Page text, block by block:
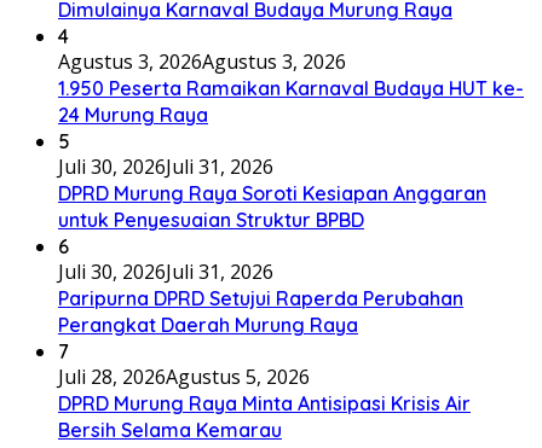
1.950 Peserta Ramaikan Karnaval Budaya HUT ke-
24 Murung Raya
5
Juli 30, 2026Juli 31, 2026
DPRD Murung Raya Soroti Kesiapan Anggaran
untuk Penyesuaian Struktur BPBD
6
Juli 30, 2026Juli 31, 2026
Paripurna DPRD Setujui Raperda Perubahan
Perangkat Daerah Murung Raya
7
Juli 28, 2026Agustus 5, 2026
DPRD Murung Raya Minta Antisipasi Krisis Air
Bersih Selama Kemarau
8
Juli 27, 2026Agustus 5, 2026
DPRD Murung Raya Minta Investor Berkolaborasi